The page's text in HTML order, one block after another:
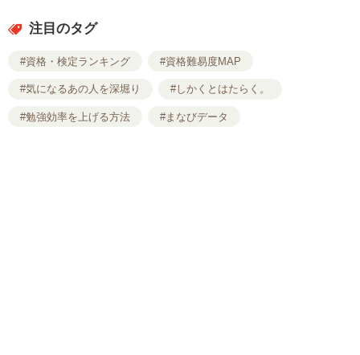
注目のタグ
#資格・検定ランキング #資格難易度MAP
#気になるあの人を深堀り #しかくとはたらく。
#勉強効率を上げる方法 #まなびデータ